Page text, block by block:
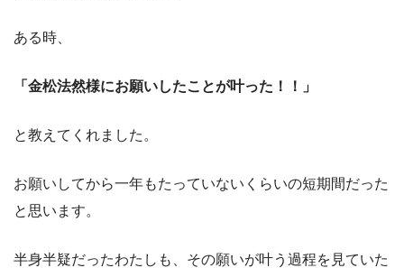
ある時、
「金松法然様にお願いしたことが叶った！！」
と教えてくれました。
お願いしてから一年もたっていないくらいの短期間だった
と思います。
半身半疑だったわたしも、その願いが叶う過程を見ていた